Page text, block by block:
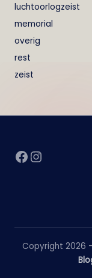
luchtoorlogzeist
memorial
overig
rest
zeist
Facebook
Copyright 2026